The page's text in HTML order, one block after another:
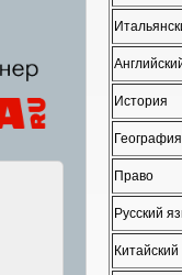
История
География
Право
Русский